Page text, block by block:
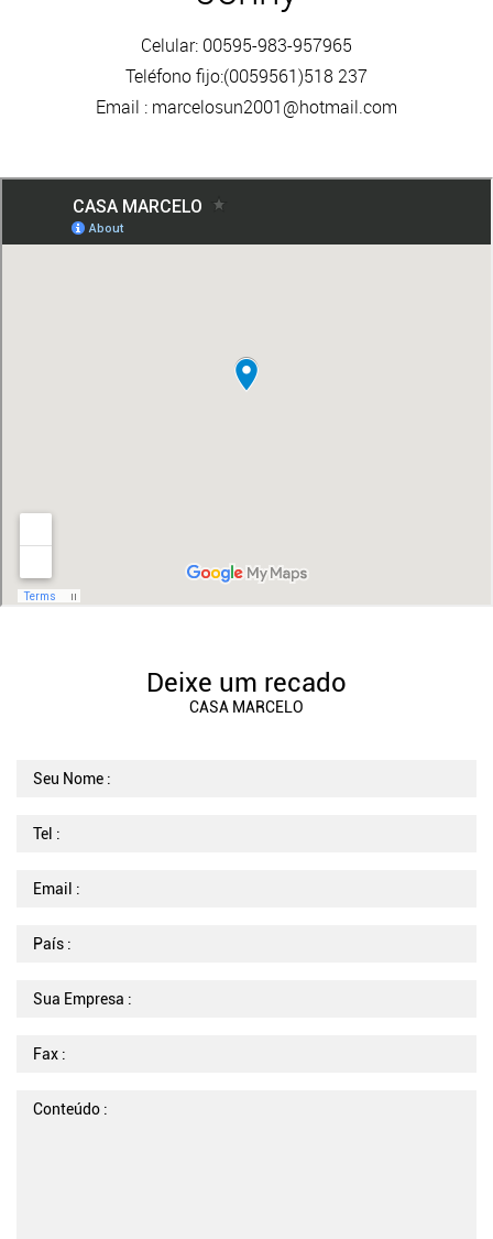
Celular: 00595-983-957965
Teléfono fijo:(0059561)518 237
Email : marcelosun2001@hotmail.com
Deixe um recado
CASA MARCELO
Seu Nome :
Tel :
Email :
País :
Sua Empresa :
Fax :
Conteúdo :